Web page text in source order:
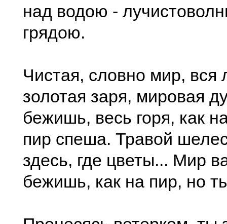
над водою -
грядою.
Чистая, словно мир, вся
золотая заря, мировая
бежишь, весь горя, как
пир спеша. Травой
здесь, где цветы... Мир
бежишь, как на пир, но